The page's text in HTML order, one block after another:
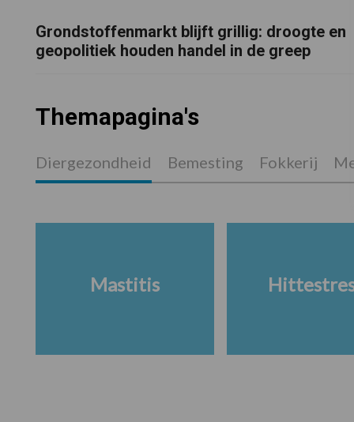
Grondstoffenmarkt blijft grillig: droogte en
geopolitiek houden handel in de greep
Themapagina's
Diergezondheid Bemesting Fokkerij
Mastitis